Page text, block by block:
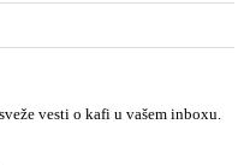
vesti o kafi u vašem inboxu.